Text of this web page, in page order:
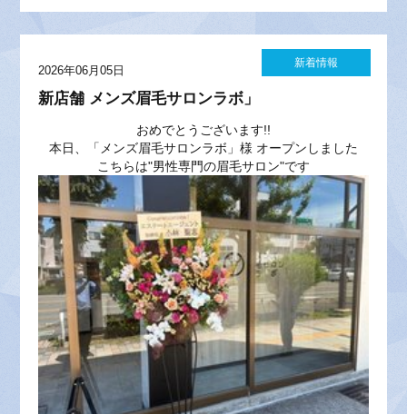
2026年06月05日
新店舗 メンズ眉毛サロンラボ」
おめでとうございます!!
本日、「メンズ眉毛サロンラボ」様 オープンしました
こちらは"男性専門の眉毛サロン"です
新着情報